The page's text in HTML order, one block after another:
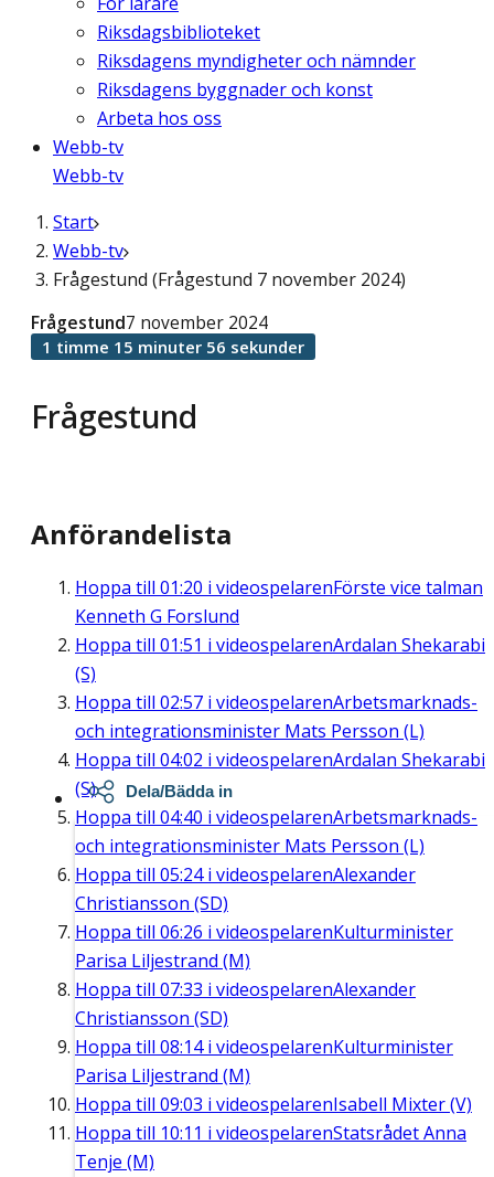
Riksdagsbiblioteket
Riksdagens myndigheter och nämnder
Riksdagens byggnader och konst
Arbeta hos oss
Webb-tv
Webb-tv
Start
Webb-tv
Frågestund (Frågestund 7 november 2024)
Frågestund
Frågestund7 november 2024
1 timme 15 minuter 56 sekunder
Anförandelista
Hoppa till 01:20 i videospelarenFörste vice talman
Kenneth G Forslund
Hoppa till 01:51 i videospelarenArdalan Shekarabi
(S)
Hoppa till 02:57 i videospelarenArbetsmarknads-
och integrationsminister Mats Persson (L)
Hoppa till 04:02 i videospelarenArdalan Shekarabi
(S)
Hoppa till 04:40 i videospelarenArbetsmarknads-
och integrationsminister Mats Persson (L)
Hoppa till 05:24i videospelarenAlexander
Christiansson (SD)
Hoppa till 06:26 i videospelarenKulturminister
Parisa Liljestrand (M)
Hoppa till 07:33 i videospelarenAlexander
Christiansson (SD)
Hoppa till 08:14i videospelarenKulturminister
Parisa Liljestrand (M)
Hoppa till 09:03 i videospelarenIsabell Mixter (V)
Hoppa till 10:11 i videospelarenStatsrådet Anna
Tenje (M)
Dela/Bädda in